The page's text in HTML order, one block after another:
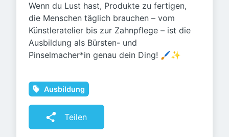
Wenn du Lust hast, Produkte zu fertigen,
die Menschen täglich brauchen – vom
Künstleratelier bis zur Zahnpflege – ist die
Ausbildung als Bürsten- und
Pinselmacher*in genau dein Ding! 🖌️✨
Ausbildung
Teilen